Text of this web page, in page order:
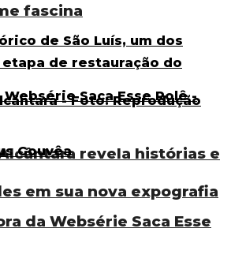
fascina
revela histórias e
em sua nova expografia
da Websérie Saca Esse